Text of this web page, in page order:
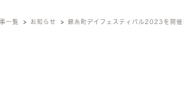
一覧 お知らせ 錦糸町デイフェスティバル2023を開催